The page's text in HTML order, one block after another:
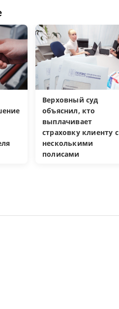
Верховный суд
объяснил, кто
выплачивает
страховку клиенту с
несколькими
полисами